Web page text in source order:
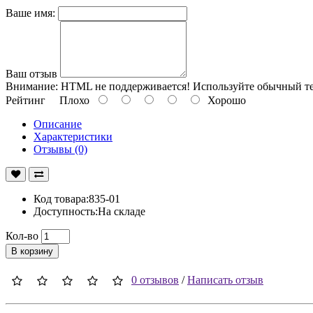
Ваше имя:
Ваш отзыв
Внимание: HTML не поддерживается! Используйте обычный
Рейтинг Плохо
Хорошо
Описание
Характеристики
Отзывы (0)
Код товара:835-01
Доступность:На складе
Кол-во
В корзину
0 отзывов /Написать отзыв